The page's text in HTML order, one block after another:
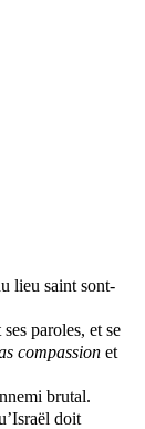
lieu saint sont-
paroles, et se
compassion et
brutal.
doit